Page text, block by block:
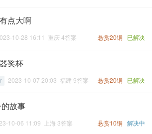
点大啊
悬赏20铜 已解决
10-28 16:11 重庆 4答案
奖杯
悬赏20铜 已解决
2023-10-07 20:03 福建 9答案
故事
悬赏10铜 解决中
10-06 11:09 上海 3答案